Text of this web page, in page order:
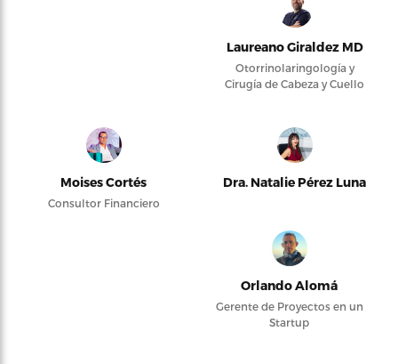
Laureano Giraldez MD
Otorrinolaringología y
Cirugía de Cabeza y Cuello
Moises Cortés
Consultor Financiero
Dra. Natalie Pérez Luna
Orlando Alomá
Gerente de Proyectos en un
Startup